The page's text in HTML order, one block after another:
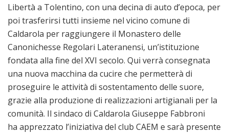
Libertà a Tolentino, con una decina di auto d’epoca, per
poi trasferirsi tutti insieme nel vicino comune di
Caldarola per raggiungere il Monastero delle
Canonichesse Regolari Lateranensi, un’istituzione
fondata alla fine del XVI secolo. Qui verrà consegnata
una nuova macchina da cucire che permetterà di
proseguire le attività di sostentamento delle suore,
grazie alla produzione di realizzazioni artigianali per la
comunità. Il sindaco di Caldarola Giuseppe Fabbroni
ha apprezzato l’iniziativa del club CAEM e sarà presente